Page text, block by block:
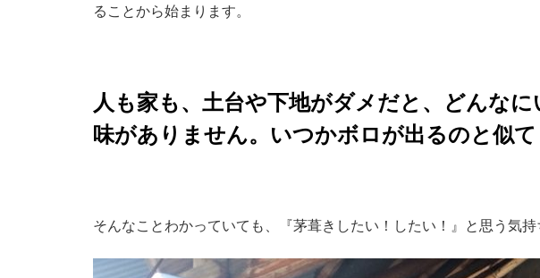
ることから始まります。
人も家も、土台や下地がダメだと、どんな
味がありません。いつかボロが出るのと似て
そんなことわかっていても、『茅葺きしたい！したい！』と思う気持